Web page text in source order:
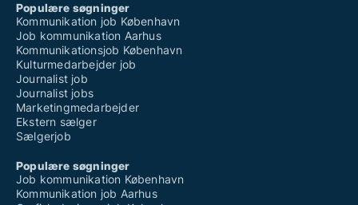
Populære søgninger
Kommunikation job København
Job kommunikation Aarhus
Kommunikationsjob København
Kulturmedarbejder job
Journalist job
Journalist jobs
Marketingmedarbejder
Ekstern sælger
Sælgerjob
Populære søgninger
Job kommunikation København
Kommunikation job Aarhus